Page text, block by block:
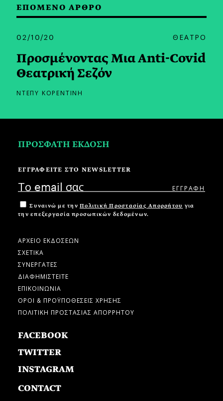
ΕΠΟΜΕΝΟ ΑΡΘΡΟ
02/10/20 ΘΕΑΤΡΟ
Προσμένοντας Mια Anti-Covid
Θεατρική Σεζόν
ΝΤΕΠΥ ΚΟΡΕΝΤΙΝΗ
ΠΡΟΣΦΑΤΗ ΕΚΔΟΣΗ
ΕΓΓΡΑΦΕΙΤΕ ΣΤΟ NEWSLETTER
Συναινώ με την Πολιτική Προστασίας Απορρήτου για
την επεξεργασία προσωπικών δεδομένων.
ΑΡΧΕΙΟ ΕΚΔΟΣΕΩΝ
ΣΧΕΤΙΚΑ
ΣΥΝΕΡΓΑΤΕΣ
ΔΙΑΦΗΜΙΣΤΕΙΤΕ
ΕΠΙΚΟΙΝΩΝΙΑ
ΟΡΟΙ & ΠΡΟΫΠΟΘΕΣΕΙΣ ΧΡΗΣΗΣ
ΠΟΛΙΤΙΚΗ ΠΡΟΣΤΑΣΙΑΣ ΑΠΟΡΡΗΤΟΥ
FACEBOOK
TWITTER
INSTAGRAM
CONTACT